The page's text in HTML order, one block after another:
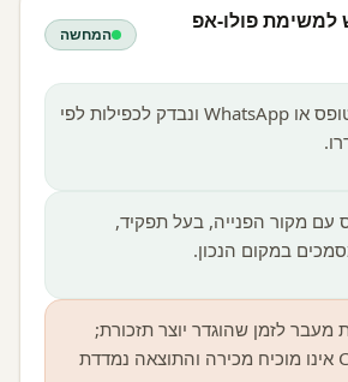
למשימת פולו-אפ
המחשה
ליד מגיע מטופס או WhatsApp ונבדק לכפילות לפי
עם מקור הפנייה, בעל תפקיד,
במקום הנכון.
מעבר לזמן שהוגדר יוצר תזכורת;
סטטוס CRM אינו מוכיח מכירה והתוצאה נמדדת